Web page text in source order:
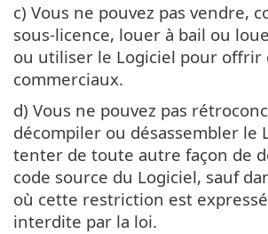
c) Vous ne pouvez pas vendre,
sous-licence, louer à bail ou
ou utiliser le Logiciel pour offrir
commerciaux.
d) Vous ne pouvez pas
décompiler ou désassembler le
tenter de toute autre façon de
code source du Logiciel, sauf
où cette restriction est
interdite par la loi.